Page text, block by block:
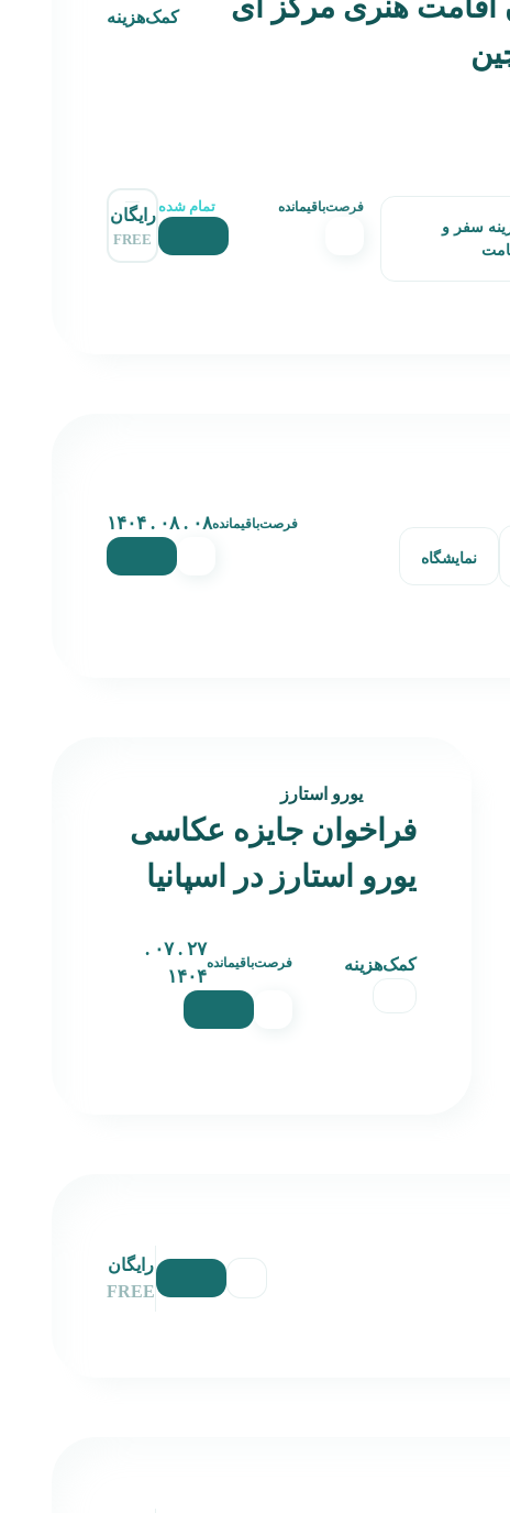
اقامت هنری مرکز ای
کمک‌هزینه
سفر و
فرصت‌باقیمانده تمام شده رایگان
FREE
نمایشگاه
فرصت‌باقیمانده۰۸ . ۰۸ . ۱۴۰۴
یورو استارز
فراخوان جایزه عکاسی
یورو استارز در اسپانیا
کمک‌هزینه فرصت‌باقیمانده
۲۷ . ۰۷ .
۱۴۰۴
رایگان
FREE